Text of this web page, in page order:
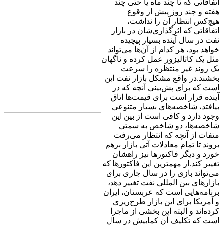
اتفاقاتی که تا چند ماه یا حتی چند
هفته و چند روز پیش از وقوع
هیچ‌کس انتظار آن را نداشت،
اتفاقاتی که اثرگذاری‌شان در بازار
نفت در سال آینده بسیار پیچیده
خواهد بود، هر کدام از آن‌ها می‌تواند
مثل یک کاتالیزور عمل کرده و ناگهان
یک روند غیر منتظره را سرعت
بخشند.در واقع مشکل بازار نفت این
است که برای پش‌بینی آنچه که در
آینده قرار است برای قیمت‌ها اتاق
بیافتد، شاخصه‌های بسیار متنوعی
وجود دارد و کافی است از بین این
شاخصه‌ها، دو شاخص به سمتی
متفات از آنچه که انتظار می‌رفت
بروند تا تمام معادلات آتی بازار برهم
خورد و دیگر فاکتورها نیز راهشان
تغییر کند.از مهمترین این فاکتورها که
می‌تواند بازی را در سال جاری برای
بازارهای بین المللی نفت تغییر دهد،
برنامه‌هایی است که عربستان، ایران
و آمریکا برای این بازار طرح‌ریزی
کرده‌اند و البته این بخشی از ماجرا
است که تکلیف آن کمابیش در سال